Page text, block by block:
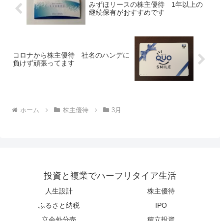
みずほリースの株主優待 1年以上の
継続保有がおすすめです
コロナから株主優待 社名のハンデに
負けず頑張ってます
ホーム 株主優待 3月
投資と複業でハーフリタイア生活
人生設計
株主優待
ふるさと納税
IPO